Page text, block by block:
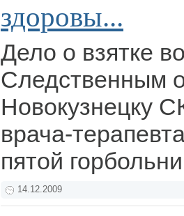
здоровы...
Дело о взятке
Следственным
Новокузнецку
врача-
пятой
14.12.2009